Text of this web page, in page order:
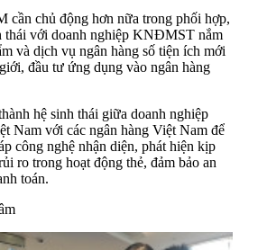
cần chủ động hơn nữa trong phối hợp,
thái với doanh nghiệp KNĐMST nắm
và dịch vụ ngân hàng số tiện ích mới
đầu tư ứng dụng vào ngân hàng
hệ sinh thái giữa doanh nghiệp
Nam với các ngân hàng Việt Nam để
công nghệ nhận diện, phát hiện kịp
ro trong hoạt động thẻ, đảm bảo an
toán.